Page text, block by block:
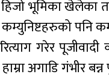
भूमिका खेलेका
कम्युनिष्टहरुको
गरेर
अगाडि गंभीर बन्न